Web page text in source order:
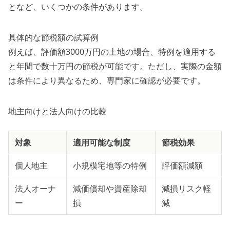
となど、いくつかの条件があります。
具体的な節税額の試算例
例えば、評価額3000万円の土地の場合、特例を適用する
と年間で数十万円の節税が可能です。ただし、実際の金額
は条件により異なるため、専門家に確認が必要です。
地主向けと法人向けの比較
対象 適用可能な制度 節税効果
個人地主 小規模宅地等の特例 評価額減額
法人オーナ
ー
減価償却や資産除却
損
減損リスク軽
減